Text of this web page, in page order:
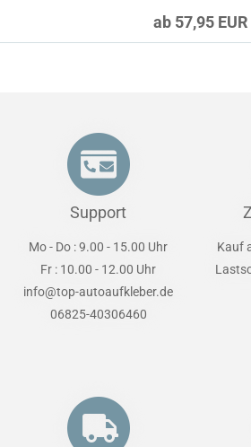
ab 57,95 EUR
Support
Mo - Do : 9.00 - 15.00 Uhr
Fr : 10.00 - 12.00 Uhr
info@top-autoaufkleber.de
06825-40306460
Kauf